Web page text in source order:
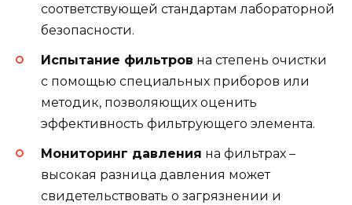
соответствующей стандартам лабораторной
безопасности.
Испытание фильтров на степень очистки
с помощью специальных приборов или
методик, позволяющих оценить
эффективность фильтрующего элемента.
Мониторинг давления на фильтрах –
высокая разница давления может
свидетельствовать о загрязнении и